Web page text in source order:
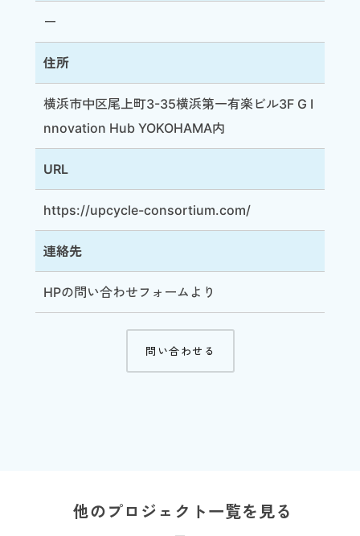
ー
住所
横浜市中区尾上町3-35横浜第一有楽ビル3F G I
nnovation Hub YOKOHAMA内
URL
https://upcycle-consortium.com/
連絡先
HPの問い合わせ フォーム より
問い合わせる
他のプロジェクト一覧を見る